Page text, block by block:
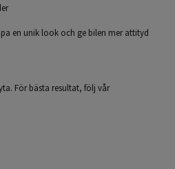
en unik look och ge bilen mer attityd
För bästa resultat, följ vår